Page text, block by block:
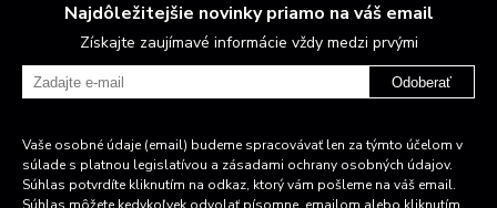
Najdôležitejšie novinky priamo na váš email
Získajte zaujímavé informácie vždy medzi prvými
Odoberať
Vaše osobné údaje (email) budeme spracovávať len za týmto účelom v
súlade s platnou legislatívou a zásadami ochrany osobných údajov.
Súhlas potvrdíte kliknutím na odkaz, ktorý vám pošleme na váš email.